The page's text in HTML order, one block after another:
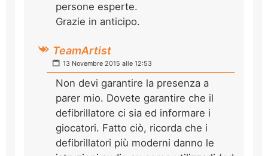
persone esperte.
Grazie in anticipo.
TeamArtist
13 Novembre 2015 alle 12:53
Non devi garantire la presenza a
parer mio. Dovete garantire che il
defibrillatore ci sia ed informare i
giocatori. Fatto ciò, ricorda che i
defibrillatori più moderni danno le